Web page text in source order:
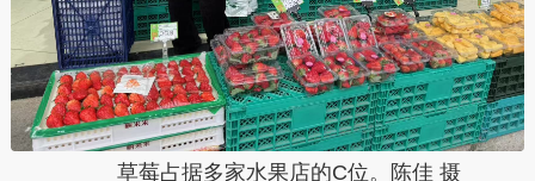
草莓占据多家水果店的C位。陈佳 摄